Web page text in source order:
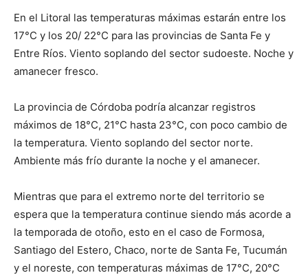
En el Litoral las temperaturas máximas estarán entre los
17°C y los 20/ 22°C para las provincias de Santa Fe y
Entre Ríos. Viento soplando del sector sudoeste. Noche y
amanecer fresco.
La provincia de Córdoba podría alcanzar registros
máximos de 18°C, 21°C hasta 23°C, con poco cambio de
la temperatura. Viento soplando del sector norte.
Ambiente más frío durante la noche y el amanecer.
Mientras que para el extremo norte del territorio se
espera que la temperatura continue siendo más acorde a
la temporada de otoño, esto en el caso de Formosa,
Santiago del Estero, Chaco, norte de Santa Fe, Tucumán
y el noreste, con temperaturas máximas de 17°C, 20°C